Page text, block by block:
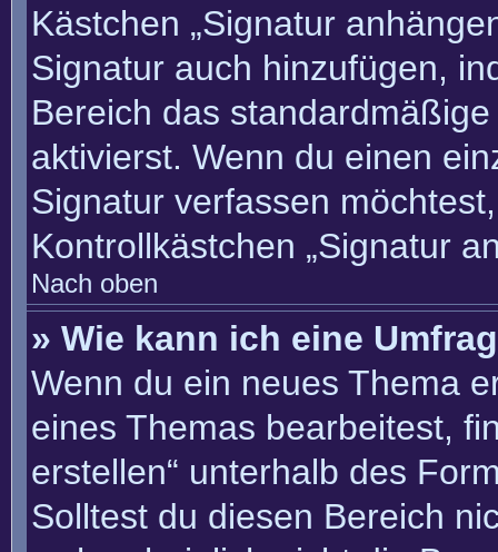
Kästchen „Signatur
Signatur auch hinzufügen,
Bereich das
aktivierst. Wenn du einen
Signatur verfassen
Kontrollkästchen „Signatur
Nach oben
» Wie kann ich eine
Wenn du ein neues Thema
eines Themas bearbeitest,
erstellen“ unterhalb des
Solltest du diesen Bereich